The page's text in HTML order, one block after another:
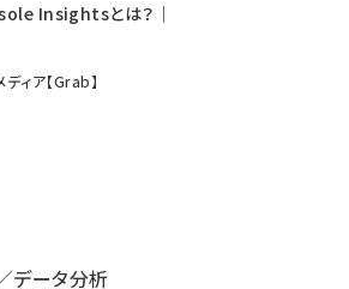
Insightsとは？｜
ィア【Grab】
データ分析